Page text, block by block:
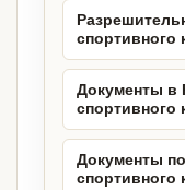
спортивного
Документы в
спортивного
Документы
спортивного